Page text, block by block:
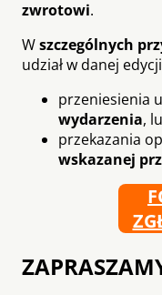
zwrotowi.
Wszczególnych
udział w danej
przeniesienia
wydarzenia,
przekazania
wskazanej